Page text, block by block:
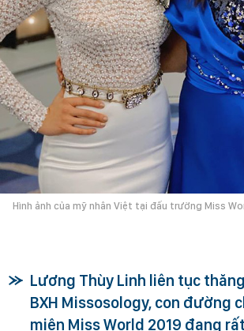
Hình ảnh của mỹ nhân Việt tại đấu trường Miss
Lương Thùy Linh liên tục
BXH Missosology, con đường
miện Miss World 2019 đang